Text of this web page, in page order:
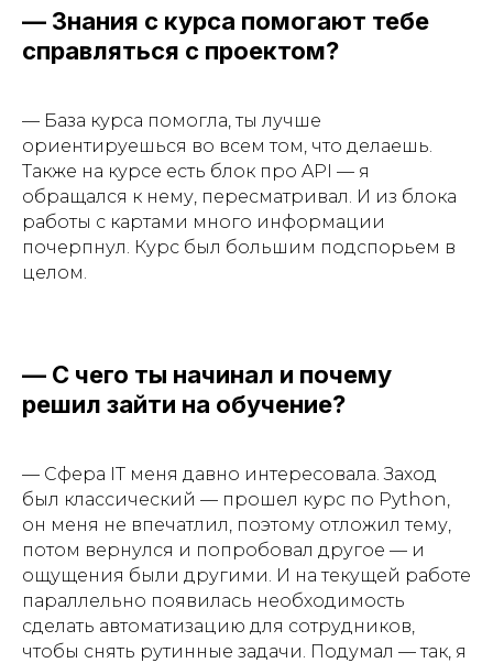
— Знания с курса помогают тебе
справляться с проектом?
— База курса помогла, ты лучше
ориентируешься во всем том, что делаешь.
Также на курсе есть блок про API — я
обращался к нему, пересматривал. И из блока
работы с картами много информации
почерпнул. Курс был большим подспорьем в
целом.
— С чего ты начинал и почему
решил зайти на обучение?
— Сфера IT меня давно интересовала. Заход
был классический — прошел курс по Python,
он меня не впечатлил, поэтому отложил тему,
потом вернулся и попробовал другое — и
ощущения были другими. И на текущей работе
параллельно появилась необходимость
сделать автоматизацию для сотрудников,
чтобы снять рутинные задачи. Подумал — так, я